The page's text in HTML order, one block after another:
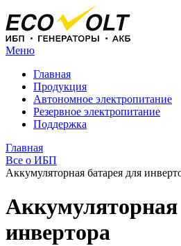
Меню
Главная
Продукция
Автономное электропитание
Резервное электропитание
Поддержка
Главная
Все о ИБП
Аккумуляторная батарея для
Аккумуляторная
инвертора